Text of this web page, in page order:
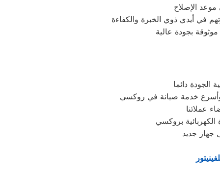
الإصلاح
بجودة عالية
دائما
وأسرع خدمة صيانة في روكسي
عملائنا
بروكسي
جهاز جديد